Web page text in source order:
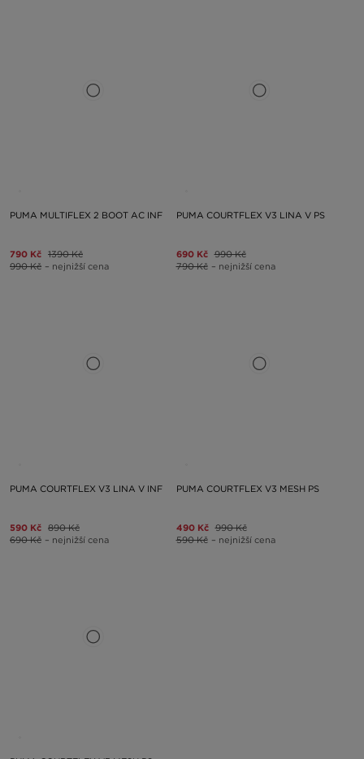
PUMA MULTIFLEX 2 BOOT AC INF
790 Kč 1390 Kč
990 Kč – nejnižší cena
PUMA COURTFLEX V3 LINA V PS
690 Kč 990 Kč
790 Kč – nejnižší cena
PUMA COURTFLEX V3 LINA V INF
590 Kč 890 Kč
690 Kč – nejnižší cena
PUMA COURTFLEX V3 MESH PS
490 Kč 990 Kč
590 Kč – nejnižší cena